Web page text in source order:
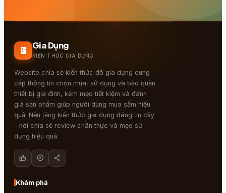
kitchen Gia Dụng
KIẾN THỨC GIA DỤNG
Website chia sẻ kiến thức đồ gia dụng cung
cấp thông tin chọn mua, sử dụng và bảo quản
thiết bị gia đình, kèm mẹo tiết kiệm và đánh
giá sản phẩm giúp người dùng mua sắm hiệu
quả. Nền tảng kiến thức gia dụng đáng tin cậy
- nơi chia sẻ review chân thực và mẹo sử
dụng hiệu quả.
thumb_up play_circle share
Khám phá